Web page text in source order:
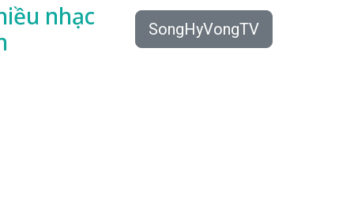
nhạc
SongHyVongTV